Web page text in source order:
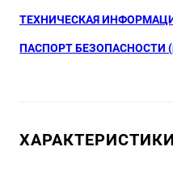
ТЕХНИЧЕСКАЯ
ПАСПОРТ БЕЗОПАСНОСТИ
ХАРАКТЕРИСТИКИ